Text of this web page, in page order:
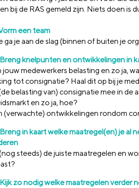
bij de RAS gemeld zijn. Niets doen is
een team
ga je aan de slag (binnen of buiten je
knelpunten en ontwikkelingen in
jouw medewerkers belasting en zo ja,
tot consignatie? Haal dit op bij je
belasting van) consignatie mee in de
en zo ja, hoe?
(verwachte) ontwikkelingen rondom
in kaart welke maatregel(en) je al
steeds) de juiste maatregelen en
zo nodig welke maatregelen verder